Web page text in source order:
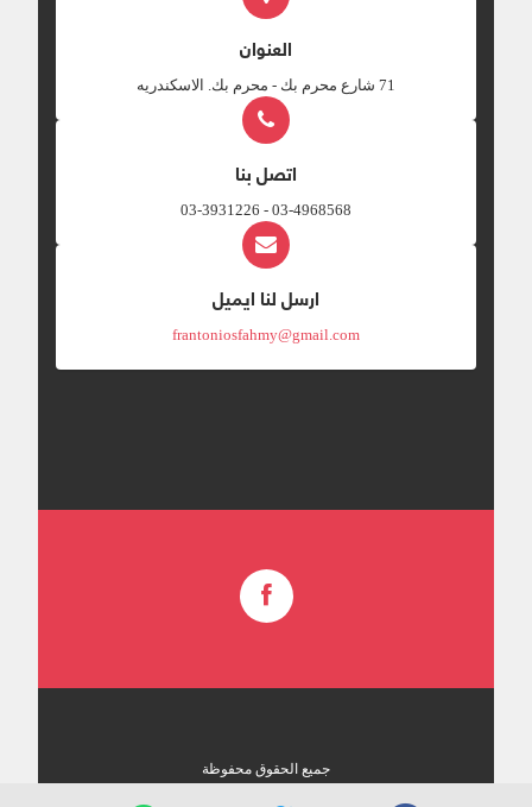
العنوان
‎71 شارع محرم بك - محرم بك. الاسكندريه
اتصل بنا
03-4968568 - 03-3931226
ارسل لنا ايميل
frantoniosfahmy@gmail.com
جميع الحقوق محفوظة